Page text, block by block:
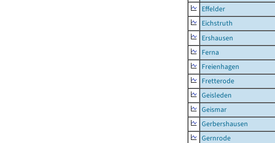
Effelder
Eichstruth
Ershausen
Ferna
Freienhagen
Fretterode
Geisleden
Geismar
Gerbershausen
Gernrode